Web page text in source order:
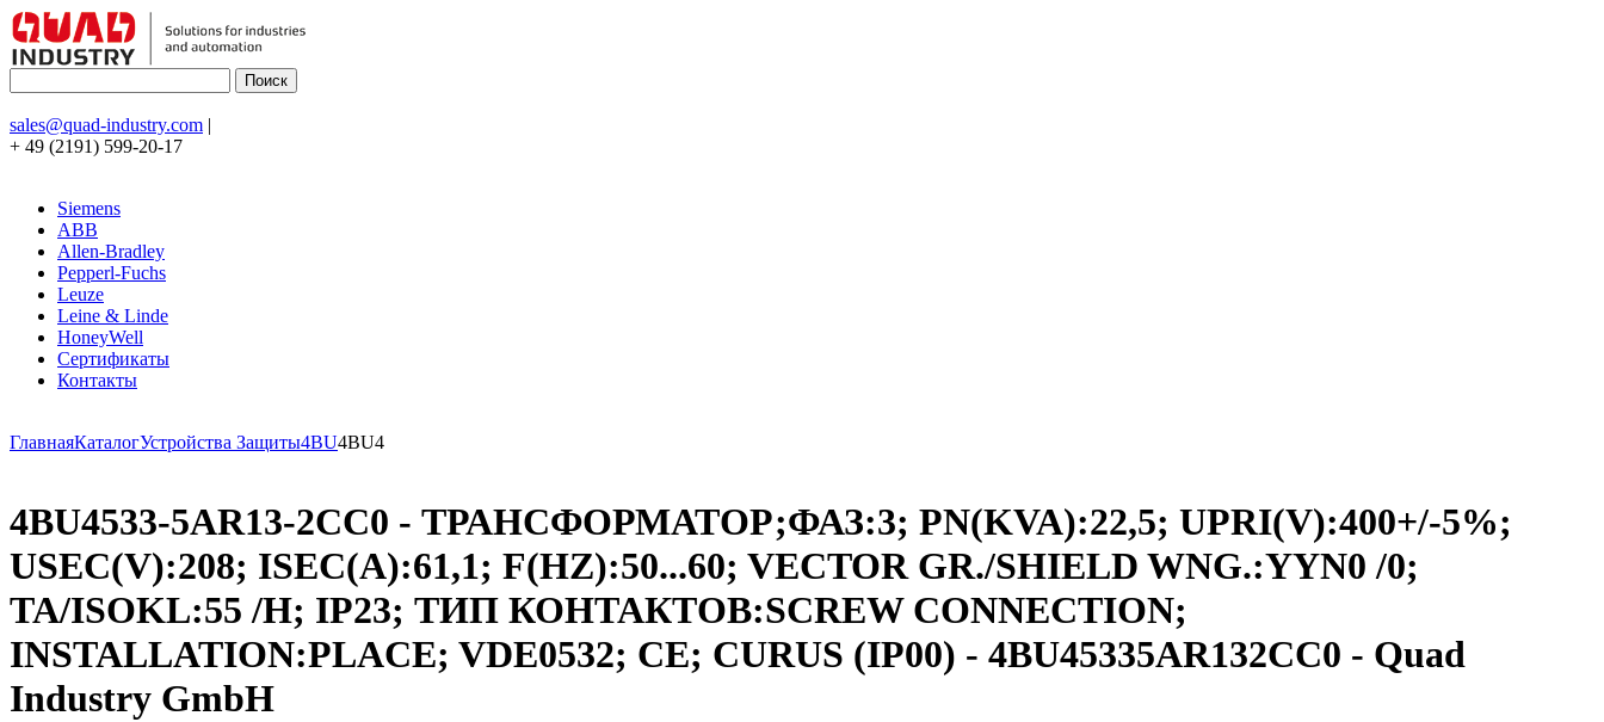
sales@quad-industry.com |
+ 49 (2191) 599-20-17
Siemens
ABB
Allen-Bradley
Pepperl-Fuchs
Leuze
Leine & Linde
HoneyWell
Сертификаты
Контакты
ГлавнаяКаталогУстройства Защиты4BU4BU4
4BU4533-5AR13-2CC0 - ТРАНСФОРМАТОР;ФАЗ:3; PN(KVA):22,5; UPRI(V):400+/-5%;
USEC(V):208; ISEC(A):61,1; F(HZ):50...60; VECTOR GR./SHIELD WNG.:YYN0 /0;
TA/ISOKL:55 /H; IP23; ТИП КОНТАКТОВ:SCREW CONNECTION;
INSTALLATION:PLACE; VDE0532; CE; CURUS (IP00) - 4BU45335AR132CC0 - Quad
Industry GmbH